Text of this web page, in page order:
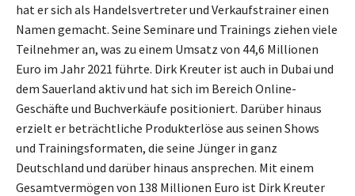
hat er sich als Handelsvertreter und Verkaufstrainer einen
Namen gemacht. Seine Seminare und Trainings ziehen viele
Teilnehmer an, was zu einem Umsatz von 44,6 Millionen
Euro im Jahr 2021 führte. Dirk Kreuter ist auch in Dubai und
dem Sauerland aktiv und hat sich im Bereich Online-
Geschäfte und Buchverkäufe positioniert. Darüber hinaus
erzielt er beträchtliche Produkterlöse aus seinen Shows
und Trainingsformaten, die seine Jünger in ganz
Deutschland und darüber hinaus ansprechen. Mit einem
Gesamtvermögen von 138 Millionen Euro ist Dirk Kreuter